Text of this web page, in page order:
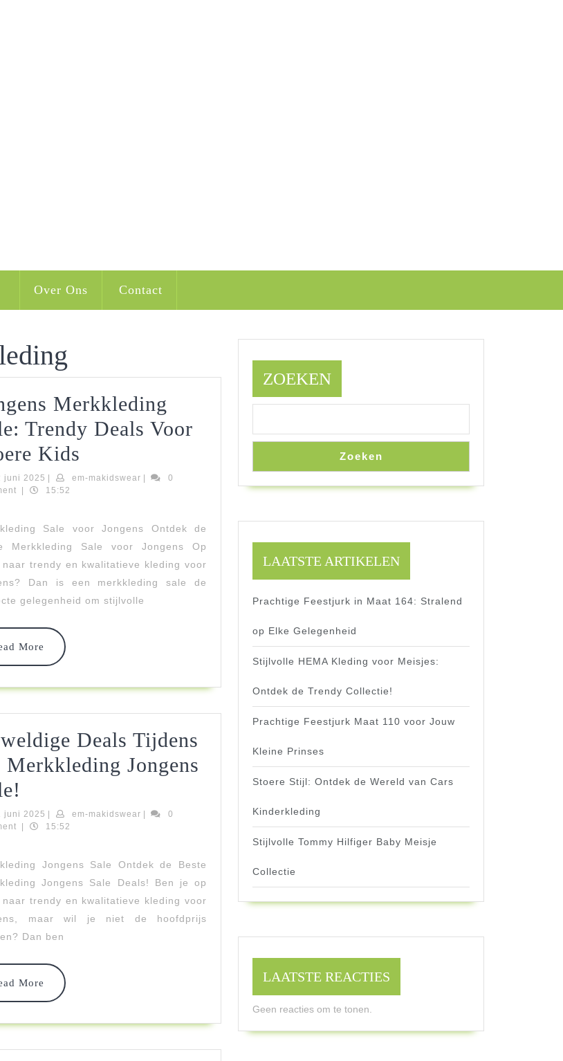
Over Ons Contact
Merkkleding
Trendy Deals Voor
Kids
Merkkleding
Trendy
Deals
Voor
Stoere
juni 2025 22
juni
em-makidswearem-
0
15:52
Sale voor Jongens Ontdek de
Merkkleding Sale voor Jongens Op
naar trendy en kwalitatieve kleding voor
Dan is een merkkleding sale de
gelegenheid om stijlvolle
More
Read
More
Deals Tijdens
Merkkleding Jongens
Deals
Tijdens
De
Merkkleding
Jongens
Sale!
juni 2025 21
juni
em-makidswearem-
0
15:52
Jongens Sale Ontdek de Beste
Jongens Sale Deals! Ben je op
naar trendy en kwalitatieve kleding voor
maar wil je niet de hoofdprijs
Dan ben
More
Read
More
ZOEKEN
Zoeken
LAATSTE ARTIKELEN
Prachtige Feestjurk in Maat 164: Stralend
op Elke Gelegenheid
Stijlvolle HEMA Kleding voor Meisjes:
Ontdek de Trendy Collectie!
Prachtige Feestjurk Maat 110 voor Jouw
Kleine Prinses
Stoere Stijl: Ontdek de Wereld van Cars
Kinderkleding
Stijlvolle Tommy Hilfiger Baby Meisje
Collectie
LAATSTE REACTIES
Geen reacties om te tonen.